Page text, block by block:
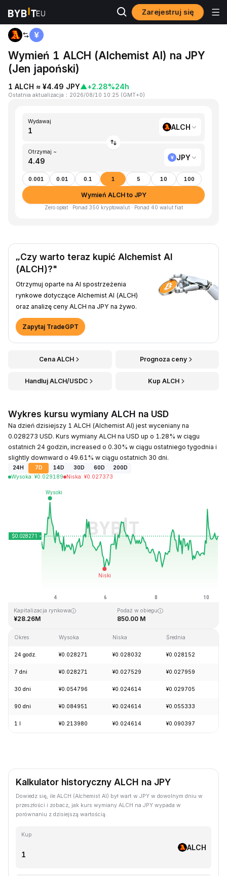
Zarejestruj się
Strona główna
Wymień 1 ALCH (Alchemist AI) na JPY
(Jen japoński)
1 ALCH ≈ ¥4.49 JPY▲+2.28%24h
Ostatnia aktualizacja ： 2026/08/10 10:25 (GMT+0)
Wydawaj
ALCH
Otrzymaj ~
JPY
0.001 0.01 0.1 1 5 10 100
Wymień ALCH to JPY
Zero opłat · Ponad 350 kryptowalut · Ponad 40 walut fiat
„Czy warto teraz kupić Alchemist AI
(ALCH)?"
Otrzymuj oparte na AI spostrzeżenia
rynkowe dotyczące Alchemist AI (ALCH)
oraz analizę ceny ALCH na JPY na żywo.
Zapytaj TradeGPT
Cena ALCH Prognoza ceny
Handluj ALCH/USDC Kup ALCH
Wykres kursu wymiany ALCH na USD
Na dzień dzisiejszy 1 ALCH (Alchemist AI) jest wyceniany na
0.028273 USD. Kurs wymiany ALCH na USD up o 1.28% w ciągu
ostatnich 24 godzin, increased o 0.30% w ciągu ostatniego tygodnia i
slightly downward o 49.61% w ciągu ostatnich 30 dni.
24H 7D 14D 30D 60D
200D
Wysoka: ¥0.029189 Niska: ¥0.027373
Ostatnia aktualizacja strony: 2026-08-10, 10:25 GMT+0
Kapitalizacja rynkowa
¥28.26M
Podaż w obiegu
850.00 M
Okres Wysoka Niska Średnia
24 godz. ¥0.028271 ¥0.028032 ¥0.028152
7 dni ¥0.028271 ¥0.027529 ¥0.027959
30 dni ¥0.054796 ¥0.024614 ¥0.029705
90 dni ¥0.084951 ¥0.024614 ¥0.055333
1 l ¥0.213980 ¥0.024614 ¥0.090397
Kalkulator historyczny ALCH na JPY
Dowiedz się, ile ALCH (Alchemist AI) był wart w JPY w dowolnym dniu w
przeszłości i zobacz, jak kurs wymiany ALCH na JPY wypada w
porównaniu z dzisiejszą wartością.
Kup
ALCH